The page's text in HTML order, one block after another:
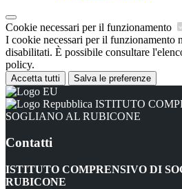
Cookie necessari per il funzionamento
I cookie necessari per il funzionamento
disabilitati. È possibile consultare
policy.
Accetta tutti Salva le preferenze
ISTITUTO
SOGLIANO AL RUBICONE
Contatti
ISTITUTO COMPRENSIVO DI
RUBICONE